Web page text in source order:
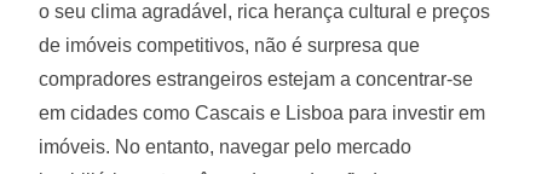
o seu clima agradável, rica herança cultural e preços
de imóveis competitivos, não é surpresa que
compradores estrangeiros estejam a concentrar-se
em cidades como Cascais e Lisboa para investir em
imóveis. No entanto, navegar pelo mercado